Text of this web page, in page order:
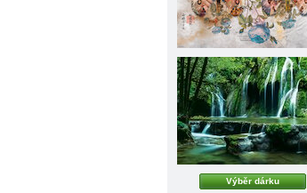
Výběr dárku